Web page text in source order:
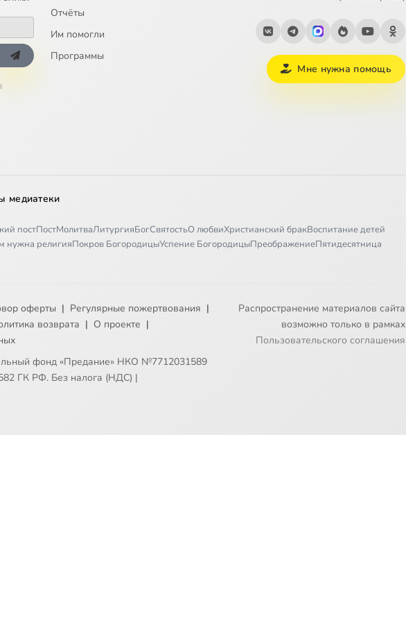
Отчёты
Им помогли
Программы
Мне нужна помощь
медиатеки
постПостМолитваЛитургияБогСвятостьО любвиХристианский бракВоспитание детей
нужна религияПокров БогородицыУспение БогородицыПреображениеПятидесятница
оферты | Регулярные пожертвования |
возврата | О проекте |
фонд «Предание» НКО №7712031589
ГК РФ. Без налога (НДС) |
Распространение материалов сайта
возможно только в рамках
Пользовательского соглашения